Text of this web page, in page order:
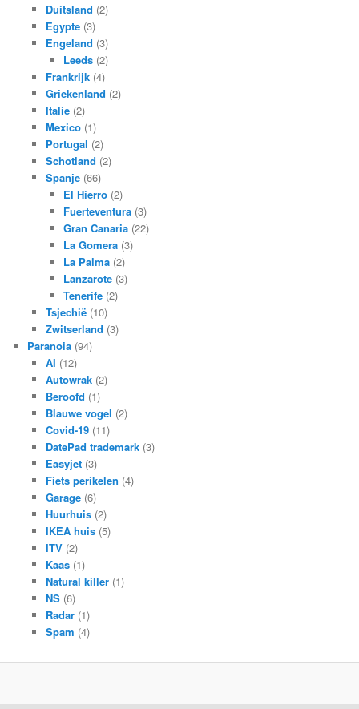
Duitsland (2)
Egypte(3)
Engeland (3)
Leeds (2)
Frankrijk(4)
Griekenland (2)
Italie(2)
Mexico(1)
Portugal (2)
Schotland (2)
Spanje(66)
El Hierro (2)
Fuerteventura (3)
Gran Canaria (22)
La Gomera (3)
La Palma (2)
Lanzarote (3)
Tenerife (2)
Tsjechië(10)
Zwitserland (3)
Paranoia (94)
AI (12)
Autowrak(2)
Beroofd (1)
Blauwe vogel (2)
Covid-19(11)
DatePad trademark(3)
Easyjet(3)
Fiets perikelen (4)
Garage(6)
Huurhuis(2)
IKEA huis(5)
ITV(2)
Kaas(1)
Natural killer(1)
NS(6)
Radar(1)
Spam (4)